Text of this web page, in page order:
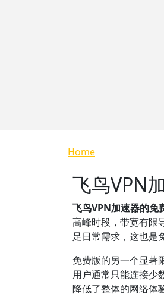
Home
飞鸟VPN
飞鸟VPN加速器的免
高峰时段，带宽有限
足日常需求，这也是
免费版的另一个显著
用户通常只能连接少
降低了整体的网络体验